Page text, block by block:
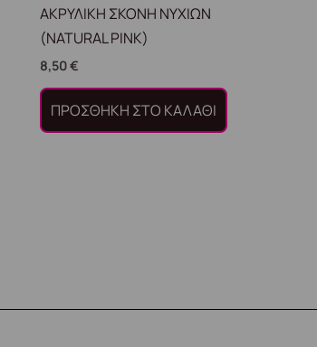
ΑΚΡΥΛΙΚΗ ΣΚΟΝΗ ΝΥΧΙΩΝ
(NATURAL PINK)
8,50€
ΠΡΟΣΘΉΚΗ ΣΤΟ ΚΑΛΆΘΙ